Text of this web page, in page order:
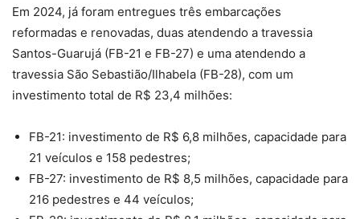
Em 2024, já foram entregues três embarcações
reformadas e renovadas, duas atendendo a travessia
Santos-Guarujá (FB-21 e FB-27) e uma atendendo a
travessia São Sebastião/Ilhabela (FB-28), com um
investimento total de R$ 23,4 milhões:
FB-21: investimento de R$ 6,8 milhões, capacidade para
21 veículos e 158 pedestres;
FB-27: investimento de R$ 8,5 milhões, capacidade para
216 pedestres e 44 veículos;